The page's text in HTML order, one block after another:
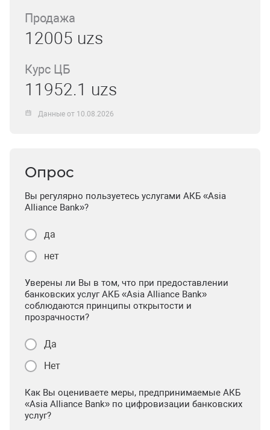
Продажа
12005 uzs
Курс ЦБ
11952.1 uzs
Данные от 10.08.2026
Опрос
Вы регулярно пользуетесь услугами АКБ «Asia
Alliance Bank»?
да
нет
Уверены ли Вы в том, что при предоставлении
банковских услуг АКБ «Asia Alliance Bank»
соблюдаются принципы открытости и
прозрачности?
Да
Нет
Как Вы оцениваете меры, предпринимаемые АКБ
«Asia Alliance Bank» по цифровизации банковских
услуг?